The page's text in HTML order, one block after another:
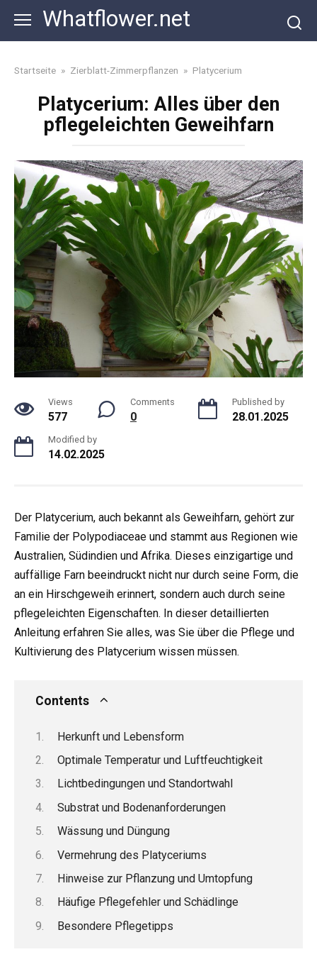
content
Whatflower.net
Startseite » Zierblatt-Zimmerpflanzen » Platycerium
Platycerium: Alles über den
pflegeleichten Geweihfarn
Views
577
Comments
0
Published by
28.01.2025
Modified by
14.02.2025
Der Platycerium, auch bekannt als Geweihfarn, gehört zur
Familie der Polypodiaceae und stammt aus Regionen wie
Australien, Südindien und Afrika. Dieses einzigartige und
auffällige Farn beeindruckt nicht nur durch seine Form, die
an ein Hirschgeweih erinnert, sondern auch durch seine
pflegeleichten Eigenschaften. In dieser detaillierten
Anleitung erfahren Sie alles, was Sie über die Pflege und
Kultivierung des Platycerium wissen müssen.
Contents
Herkunft und Lebensform
Optimale Temperatur und Luftfeuchtigkeit
Lichtbedingungen und Standortwahl
Substrat und Bodenanforderungen
Wässung und Düngung
Vermehrung des Platyceriums
Hinweise zur Pflanzung und Umtopfung
Häufige Pflegefehler und Schädlinge
Besondere Pflegetipps